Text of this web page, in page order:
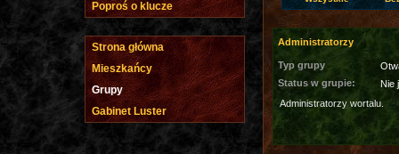
Administratorzy
Typ grupy
Status w grupie:
Nie
Administratorzy wortalu.
Poproś o klucze
Strona główna
Mieszkańcy
Grupy
Gabinet Luster